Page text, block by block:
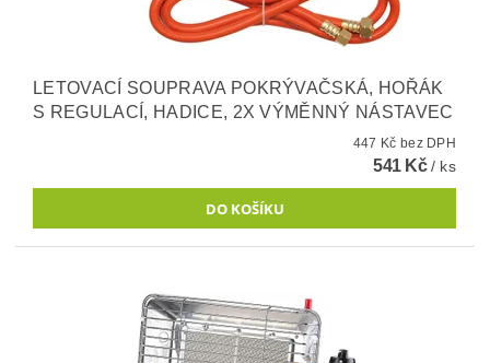
LETOVACÍ SOUPRAVA POKRÝVAČSKÁ, HOŘÁK
S REGULACÍ, HADICE, 2X VÝMĚNNÝ NÁSTAVEC
447 Kč bez DPH
541 Kč/ ks